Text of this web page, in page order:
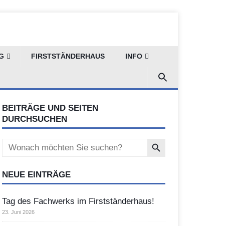
FIRSTSTÄNDERHAUS INFO
BEITRÄGE UND SEITEN
DURCHSUCHEN
Search
for:
NEUE EINTRÄGE
Tag des Fachwerks im Firstständerhaus!
23. Juni 2026